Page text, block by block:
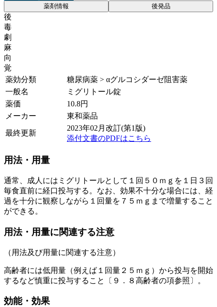
薬剤情報 後発品
後
毒
劇
麻
向
覚
薬効分類
糖尿病薬 > αグルコシダーゼ阻害薬
一般名
ミグリトール錠
薬価
10.8円
メーカー
東和薬品
最終更新
2023年02月改訂(第1版)
添付文書のPDFはこちら
用法・用量
通常、成人にはミグリトールとして１回５０ｍｇを１日３回
毎食直前に経口投与する。なお、効果不十分な場合には、経
過を十分に観察しながら１回量を７５ｍｇまで増量すること
ができる。
用法・用量に関連する注意
（用法及び用量に関連する注意）
高齢者には低用量（例えば１回量２５ｍｇ）から投与を開始
するなど慎重に投与すること〔９．８高齢者の項参照〕。
効能・効果